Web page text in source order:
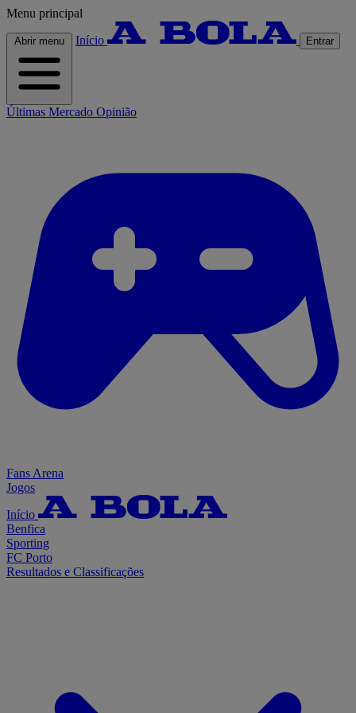
Menu principal
Abrir menu Início Entrar
Últimas Mercado Opinião
Fans Arena
Jogos
Início
Benfica
Sporting
FC Porto
Resultados e Classificações